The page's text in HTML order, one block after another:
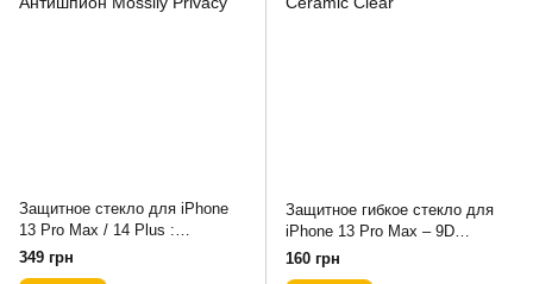
Защитное стекло для iPhone
13 Pro Max / 14 Plus :
Антишпион Mossily Privacy
349 грн
Защитное гибкое стекло для
iPhone 13 Pro Max – 9D
Ceramic Clear
160 грн